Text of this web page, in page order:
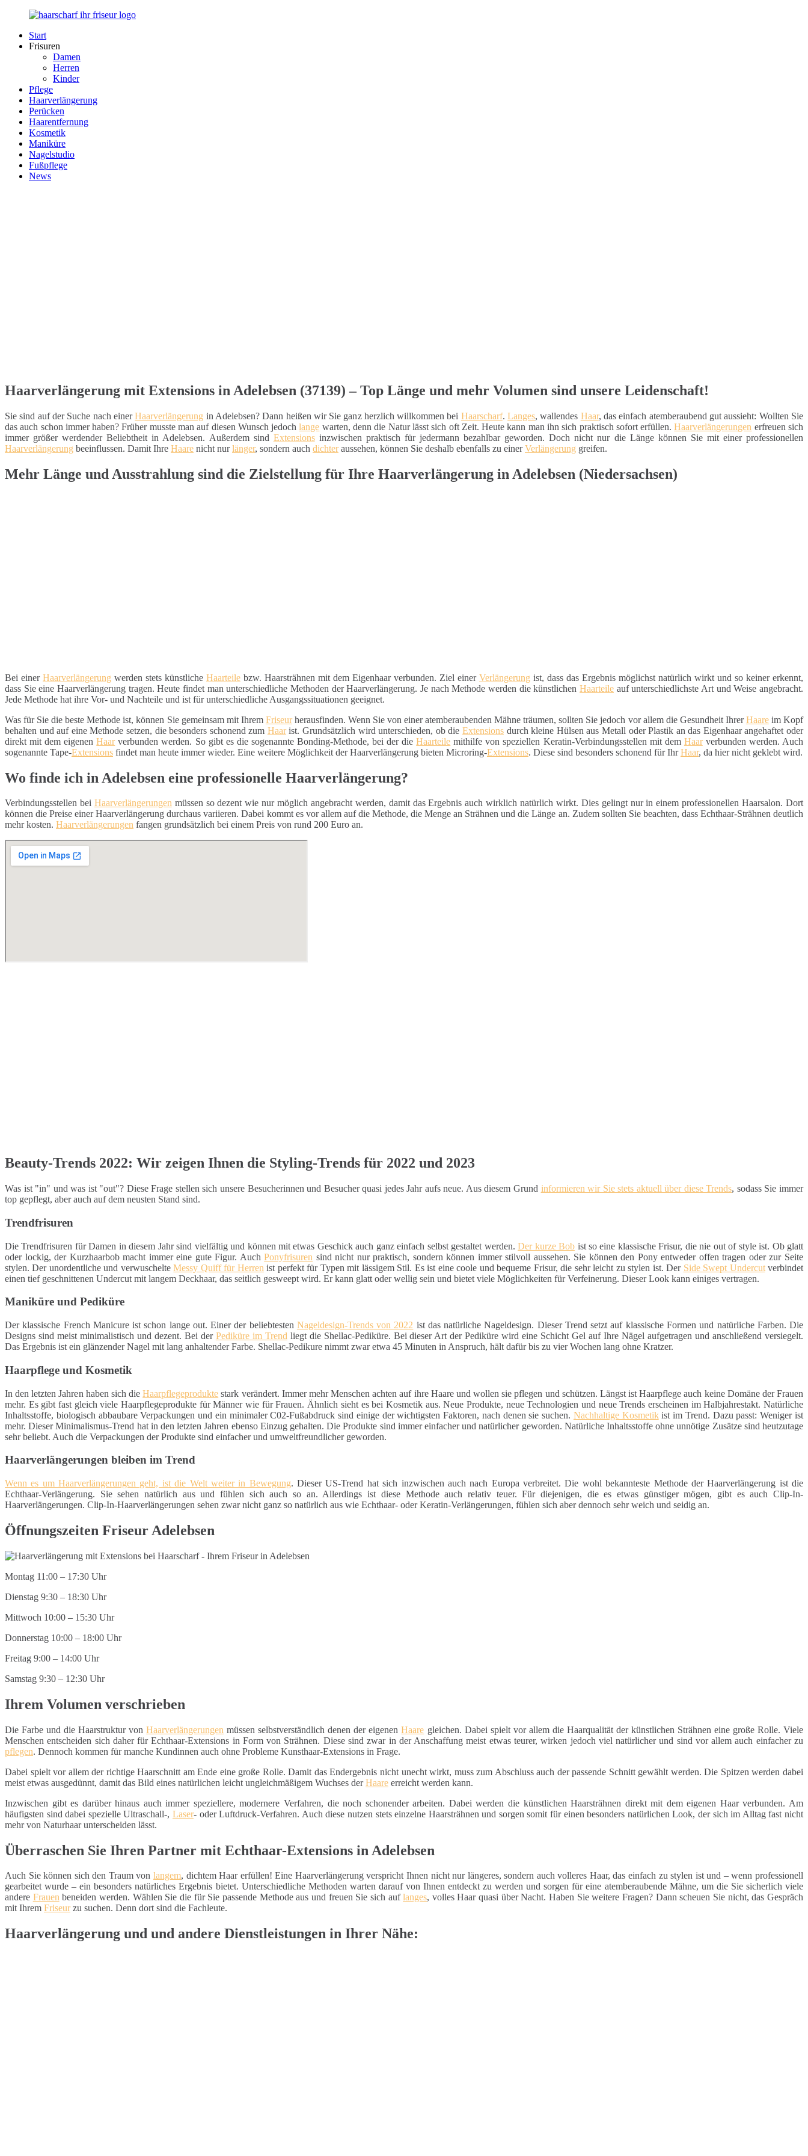
Zurück
Inhalt
Haarscharf
Händen
Start
Frisuren
Damen
Herren
Kinder
Pflege
Haarverlängerung
Perücken
Haarentfernung
Kosmetik
Maniküre
Nagelstudio
Fußpflege
News
Haarverlängerung mit Extensions in Adelebsen (37139) – Top Länge und mehr Volumen sind unsere Leidenschaft!
Sie sind auf der Suche nach einerHaarverlängerung in Adelebsen? Dann heißen wir Sie ganz herzlich willkommen bei Haarscharf.Langes, wallendes Haar, das einfach atemberaubend gut aussieht: Wollten Sie
das auch schon immer haben? Früher musste man auf diesen Wunsch jedochlange warten, denn die Natur lässt sich oft Zeit. Heute kann man ihn sich praktisch sofort erfüllen.Haarverlängerungen erfreuen sich
immer größer werdender Beliebtheit in Adelebsen. Außerdem sind Extensionsinzwischen praktisch für jedermann bezahlbar geworden. Doch nicht nur die Länge können Sie mit einer professionellen
Haarverlängerung beeinflussen. Damit Ihre Haare nicht nurlänger, sondern auch dichteraussehen, können Sie deshalb ebenfalls zu einerVerlängerung greifen.
Mehr Länge und Ausstrahlung sind die Zielstellung für Ihre Haarverlängerung in Adelebsen (Niedersachsen)
Bei einer Haarverlängerung werden stets künstliche Haarteile bzw. Haarsträhnen mit dem Eigenhaar verbunden. Ziel einer Verlängerung ist, dass das Ergebnis möglichst natürlich wirkt und so keiner erkennt,
dass Sie eine Haarverlängerung tragen. Heute findet man unterschiedliche Methoden der Haarverlängerung. Je nach Methode werden die künstlichen Haarteile auf unterschiedlichste Art und Weise angebracht.
Jede Methode hat ihre Vor- und Nachteile und ist für unterschiedliche Ausgangssituationen geeignet.
Was für Sie die beste Methode ist, können Sie gemeinsam mit Ihrem Friseurherausfinden. Wenn Sie von einer atemberaubenden Mähne träumen, sollten Sie jedoch vor allem die Gesundheit IhrerHaareim Kopf
behalten und auf eine Methode setzen, die besonders schonend zum Haarist. Grundsätzlich wird unterschieden, ob die Extensionsdurch kleine Hülsen aus Metall oder Plastik an das Eigenhaar angehaftet oder
direkt mit dem eigenenHaarverbunden werden. So gibt es die sogenannte Bonding-Methode, bei der dieHaarteile mithilfe von speziellen Keratin-Verbindungsstellen mit dem Haarverbunden werden. Auch
sogenannte Tape-Extensions findet man heute immer wieder. Eine weitere Möglichkeit der Haarverlängerung bieten Microring-Extensions. Diese sind besonders schonend für IhrHaar, da hier nicht geklebt wird.
Wo finde ich in Adelebsen eine professionelle Haarverlängerung?
Verbindungsstellen bei Haarverlängerungenmüssen so dezent wie nur möglich angebracht werden, damit das Ergebnis auch wirklich natürlich wirkt. Dies gelingt nur in einem professionellen Haarsalon. Dort
können die Preise einer Haarverlängerung durchaus variieren. Dabei kommt es vor allem auf die Methode, die Menge an Strähnen und die Länge an. Zudem sollten Sie beachten, dass Echthaar-Strähnen deutlich
mehr kosten. Haarverlängerungen fangen grundsätzlich bei einem Preis von rund 200 Euro an.
Beauty-Trends 2022: Wir zeigen Ihnen die Styling-Trends für 2022 und 2023
Was ist "in" und was ist "out"? Diese Frage stellen sich unsere Besucherinnen und Besucher quasi jedes Jahr aufs neue. Aus diesem Grund informieren wir Sie stets aktuell über diese Trends, sodass Sie immer
top gepflegt, aber auch auf dem neusten Stand sind.
Trendfrisuren
Die Trendfrisuren für Damen in diesem Jahr sind vielfältig und können mit etwas Geschick auch ganz einfach selbst gestaltet werden.Der kurze Bob ist so eine klassische Frisur, die nie out of style ist. Ob glatt
oder lockig, der Kurzhaarbob macht immer eine gute Figur. AuchPonyfrisuren sind nicht nur praktisch, sondern können immer stilvoll aussehen. Sie können den Pony entweder offen tragen oder zur Seite
stylen. Der unordentliche und verwuschelteMessy Quiff für Herren ist perfekt für Typen mit lässigem Stil. Es ist eine coole und bequeme Frisur, die sehr leicht zu stylen ist. Der Side Swept Undercutverbindet
einen tief geschnittenen Undercut mit langem Deckhaar, das seitlich gesweept wird. Er kann glatt oder wellig sein und bietet viele Möglichkeiten für Verfeinerung. Dieser Look kann einiges vertragen.
Maniküre und Pediküre
Der klassische French Manicure ist schon lange out. Einer der beliebtesten Nageldesign-Trends von 2022 ist das natürliche Nageldesign. Dieser Trend setzt auf klassische Formen und natürliche Farben. Die
Designs sind meist minimalistisch und dezent. Bei der Pediküre im Trend liegt die Shellac-Pediküre. Bei dieser Art der Pediküre wird eine Schicht Gel auf Ihre Nägel aufgetragen und anschließend versiegelt.
Das Ergebnis ist ein glänzender Nagel mit lang anhaltender Farbe. Shellac-Pedikure nimmt zwar etwa 45 Minuten in Anspruch, hält dafür bis zu vier Wochen lang ohne Kratzer.
Haarpflege und Kosmetik
In den letzten Jahren haben sich dieHaarpflegeprodukte stark verändert. Immer mehr Menschen achten auf ihre Haare und wollen sie pflegen und schützen. Längst ist Haarpflege auch keine Domäne der Frauen
mehr. Es gibt fast gleich viele Haarpflegeprodukte für Männer wie für Frauen. Ähnlich sieht es bei Kosmetik aus. Neue Produkte, neue Technologien und neue Trends erscheinen im Halbjahrestakt. Natürliche
Inhaltsstoffe, biologisch abbaubare Verpackungen und ein minimaler C02-Fußabdruck sind einige der wichtigsten Faktoren, nach denen sie suchen. Nachhaltige Kosmetikist im Trend. Dazu passt: Weniger ist
mehr. Dieser Minimalismus-Trend hat in den letzten Jahren ebenso Einzug gehalten. Die Produkte sind immer einfacher und natürlicher geworden. Natürliche Inhaltsstoffe ohne unnötige Zusätze sind heutzutage
sehr beliebt. Auch die Verpackungen der Produkte sind einfacher und umweltfreundlicher geworden.
Haarverlängerungen bleiben im Trend
Wenn es um Haarverlängerungen geht, ist die Welt weiter in Bewegung. Dieser US-Trend hat sich inzwischen auch nach Europa verbreitet. Die wohl bekannteste Methode der Haarverlängerung ist die
Echthaar-Verlängerung. Sie sehen natürlich aus und fühlen sich auch so an. Allerdings ist diese Methode auch relativ teuer. Für diejenigen, die es etwas günstiger mögen, gibt es auch Clip-In-
Haarverlängerungen. Clip-In-Haarverlängerungen sehen zwar nicht ganz so natürlich aus wie Echthaar- oder Keratin-Verlängerungen, fühlen sich aber dennoch sehr weich und seidig an.
Öffnungszeiten Friseur Adelebsen
Montag 11:00 – 17:30 Uhr
Dienstag 9:30 – 18:30 Uhr
Mittwoch 10:00 – 15:30 Uhr
Donnerstag 10:00 – 18:00 Uhr
Freitag 9:00 – 14:00 Uhr
Samstag 9:30 – 12:30 Uhr
Ihrem Volumen verschrieben
Die Farbe und die Haarstruktur vonHaarverlängerungen müssen selbstverständlich denen der eigenenHaare gleichen. Dabei spielt vor allem die Haarqualität der künstlichen Strähnen eine große Rolle. Viele
Menschen entscheiden sich daher für Echthaar-Extensions in Form von Strähnen. Diese sind zwar in der Anschaffung meist etwas teurer, wirken jedoch viel natürlicher und sind vor allem auch einfacher zu
pflegen. Dennoch kommen für manche Kundinnen auch ohne Probleme Kunsthaar-Extensions in Frage.
Dabei spielt vor allem der richtige Haarschnitt am Ende eine große Rolle. Damit das Endergebnis nicht unecht wirkt, muss zum Abschluss auch der passende Schnitt gewählt werden. Die Spitzen werden dabei
meist etwas ausgedünnt, damit das Bild eines natürlichen leicht ungleichmäßigem Wuchses derHaare erreicht werden kann.
Inzwischen gibt es darüber hinaus auch immer speziellere, modernere Verfahren, die noch schonender arbeiten. Dabei werden die künstlichen Haarsträhnen direkt mit dem eigenen Haar verbunden. Am
häufigsten sind dabei spezielle Ultraschall-, Laser- oder Luftdruck-Verfahren. Auch diese nutzen stets einzelne Haarsträhnen und sorgen somit für einen besonders natürlichen Look, der sich im Alltag fast nicht
mehr von Naturhaar unterscheiden lässt.
Überraschen Sie Ihren Partner mit Echthaar-Extensions in Adelebsen
Auch Sie können sich den Traum von langem, dichtem Haar erfüllen! Eine Haarverlängerung verspricht Ihnen nicht nur längeres, sondern auch volleres Haar, das einfach zu stylen ist und – wenn professionell
gearbeitet wurde – ein besonders natürliches Ergebnis bietet. Unterschiedliche Methoden warten darauf von Ihnen entdeckt zu werden und sorgen für eine atemberaubende Mähne, um die Sie sicherlich viele
andere Frauenbeneiden werden. Wählen Sie die für Sie passende Methode aus und freuen Sie sich auflanges, volles Haar quasi über Nacht. Haben Sie weitere Fragen? Dann scheuen Sie nicht, das Gespräch
mit Ihrem Friseurzu suchen. Denn dort sind die Fachleute.
Haarverlängerung und und andere Dienstleistungen in Ihrer Nähe: